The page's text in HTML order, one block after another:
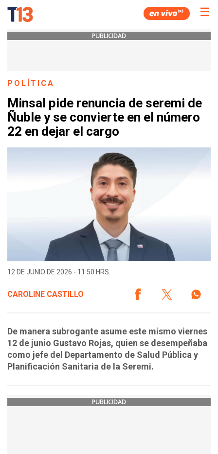
☰
PUBLICIDAD
POLÍTICA
Minsal pide renuncia de seremi de
Ñuble y se convierte en el número
22 en dejar el cargo
12 DE JUNIO DE 2026 - 11:50 HRS.
CAROLINE CASTILLO
De manera subrogante asume este mismo viernes
12 de junio Gustavo Rojas, quien se desempeñaba
como jefe del Departamento de Salud Pública y
Planificación Sanitaria de la Seremi.
PUBLICIDAD